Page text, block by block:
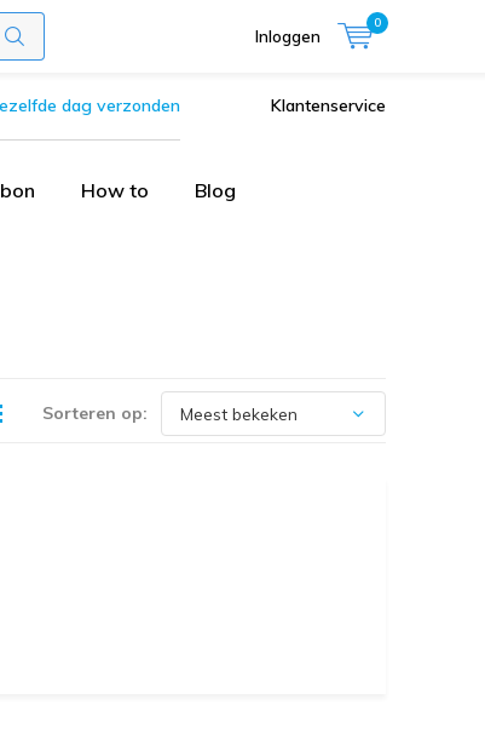
Inloggen
0
dag verzonden Klantenservice
How to Blog
Sorteren op: